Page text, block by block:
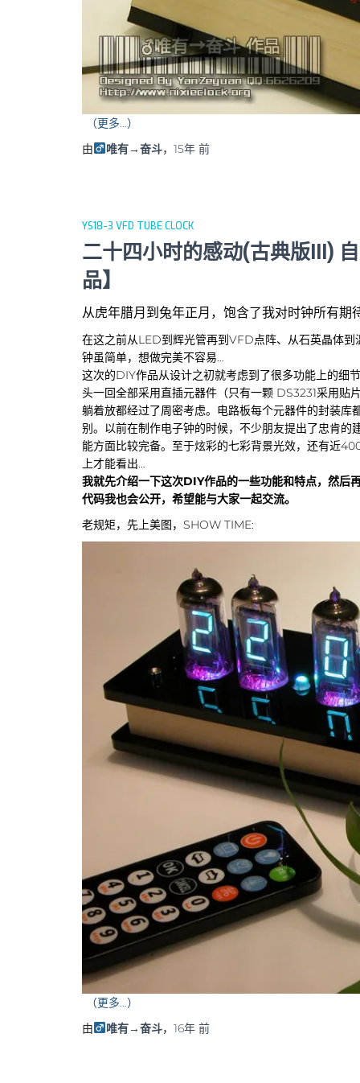
（更多…）
由
唯有→奋斗， 15年前
YS18-3 VFD TUBE CLOCK
二十四小时的感动(古典版III)
品】
从虎年腊月到兔年正月，饱含了我对时钟所有期
在这之前从LED到辉光管再到VFD点阵、从石英晶体
钟虽简单，想做完美不容易…
这次的DIY作品从设计之初就考虑到了很多功能上的细
头一回全部采用直插元器件（只有一颗 DS3231采用贴
躺着放都经过了周密考虑。电路板每个元器件的封装
别。以前在制作电子钟的时候，不少朋友提出了忠肯
能方面比较完备。至于炫彩的七彩背景光效，还有近
上才能看出…
我就先介绍一下这次DIY作品的一些功能和特点，然后
代码我也会公开，希望能与大家一起交流。
老规矩，先上美图，SHOW TIME:
（更多…）
由
唯有→奋斗， 16年前